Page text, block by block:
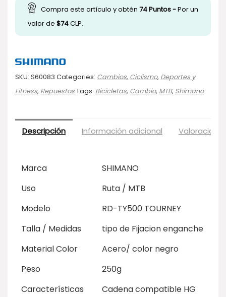
Compra este artículo y obtén 74Puntos -Por un
valor de $74CLP.
SKU: S60083 Categories: Cambios, Ciclismo, Deportes y
Fitness, RepuestosTags: Bicicletas, Cambio, MTB, Shimano
Descripción Información adicional
Marca
SHIMANO
Uso
Ruta / MTB
Modelo
RD-TY500 TOURNEY
Talla / Medidas
tipo de Fijacion enganche
Material Color
Acero/ color negro
Peso
250g
Características
Cadena compatible HG